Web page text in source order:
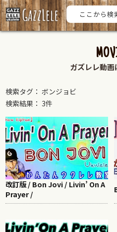
ガズレレ動画
検索タグ： ボンジョビ
検索結果： 3件
改訂版 / Bon Jovi / Livin’ On A
Prayer /